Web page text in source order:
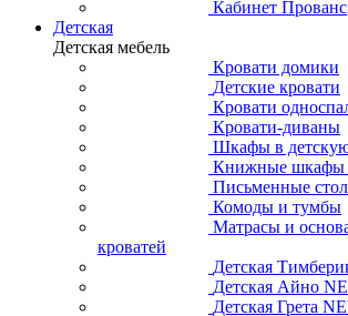
Кабинет Прованс
Детская
Детская мебель
Кровати домики
Детские кровати
Кровати
Кровати-диваны
Шкафы в
Книжные шкафы
Письменные
Комоды и тумбы
Матрасы и
кроватей
Детская
Детская Айно
Детская Грета